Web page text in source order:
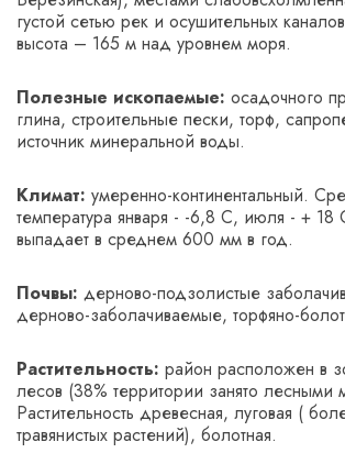
густой сетью рек и осушительных
высота – 165 м над уровнем моря.
Полезные ископаемые: осадочного
глина, строительные пески, торф,
источник минеральной воды.
Климат: умеренно-континентальный.
температура января - -6,8 С­, июля - +
выпадает в среднем 600 мм в год.
Почвы: дерново-подзолистые
дерново-заболачиваемые, торфяно-
Растительность: район расположен в
лесов (38% территории занято лесными
Растительность древесная, луговая (
травянистых растений), болотная.